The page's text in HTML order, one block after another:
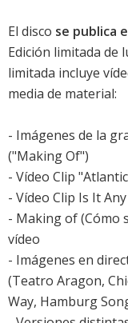
El disco se publica
Edición limitada de
limitada incluye
media de material:
- Imágenes de la
("Making Of")
- Vídeo Clip
- Vídeo Clip Is It
- Making of (Cómo
vídeo
- Imágenes en
(Teatro Aragon,
Way, Hamburg